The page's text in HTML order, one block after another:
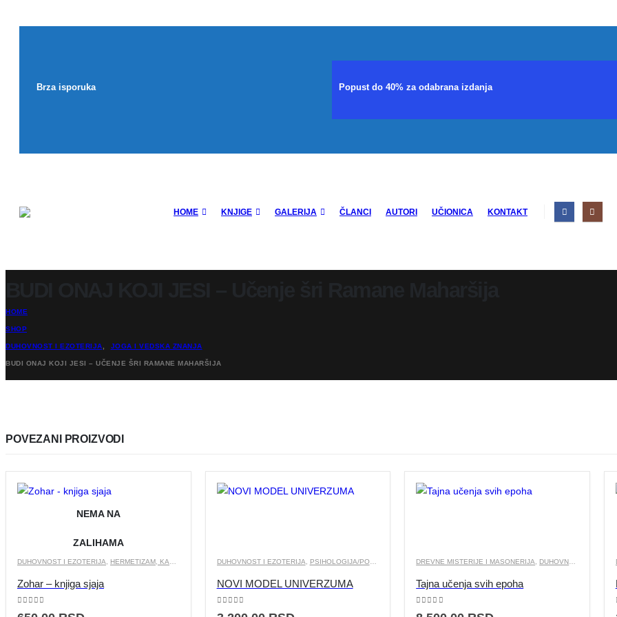
Brza isporuka Popust do 40% za odabrana izdanja
HOME KNJIGE GALERIJA ČLANCI AUTORI UČIONICA KONTAKT
HOME
SHOP
DUHOVNOST I EZOTERIJA JOGA I VEDSKA ZNANJA
BUDI ONAJ KOJI JESI – UČENJE ŠRI RAMANE MAHARŠIJA
POVEZANI PROIZVODI
NEMA NA
ZALIHAMA
DUHOVNOST I EZOTERIJA HERMETIZAM, KABALA, ALHEMIJA, ASTROLOGIJA
Zohar – knjiga sjaja
DUHOVNOST I EZOTERIJA PSIHOLOGIJA/POPULARNA PSIHOLOGIJA
NOVI MODEL UNIVERZUMA
DREVNE MISTERIJE I MASONERIJA DUHOVNOST I EZOTERIJA
Tajna učenja svih epoha